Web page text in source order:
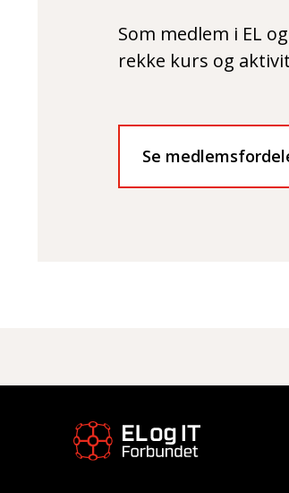
Som medlem i EL
rekke kurs og
Se